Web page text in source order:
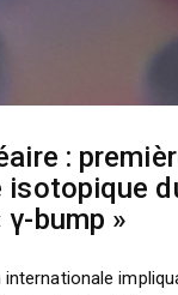
:
isotopique
bump »